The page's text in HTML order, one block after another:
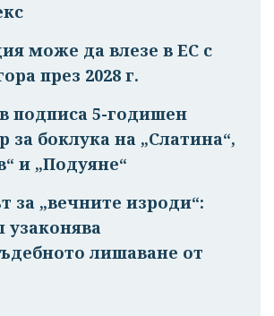
може да влезе в ЕС с
през 2028 г.
подписа 5-годишен
за боклука на „Слатина“,
и „Подуяне“
за „вечните изроди“:
узаконява
лишаване от